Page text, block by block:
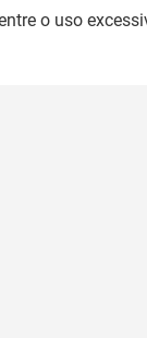
o uso